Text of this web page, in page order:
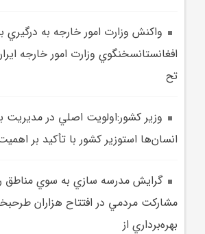
واکنش وزارت امور خارجه به درگيري
افغانستانسخنگوي وزارت امور خارجه
تح
وزير کشور:اولويت اصلي در
انسان‌ها استوزير کشور با تأکيد بر
گرايش مدرسه سازي به سوي مناطق
مشارکت مردمي در افتتاح هزاران
بهره‌برداري از